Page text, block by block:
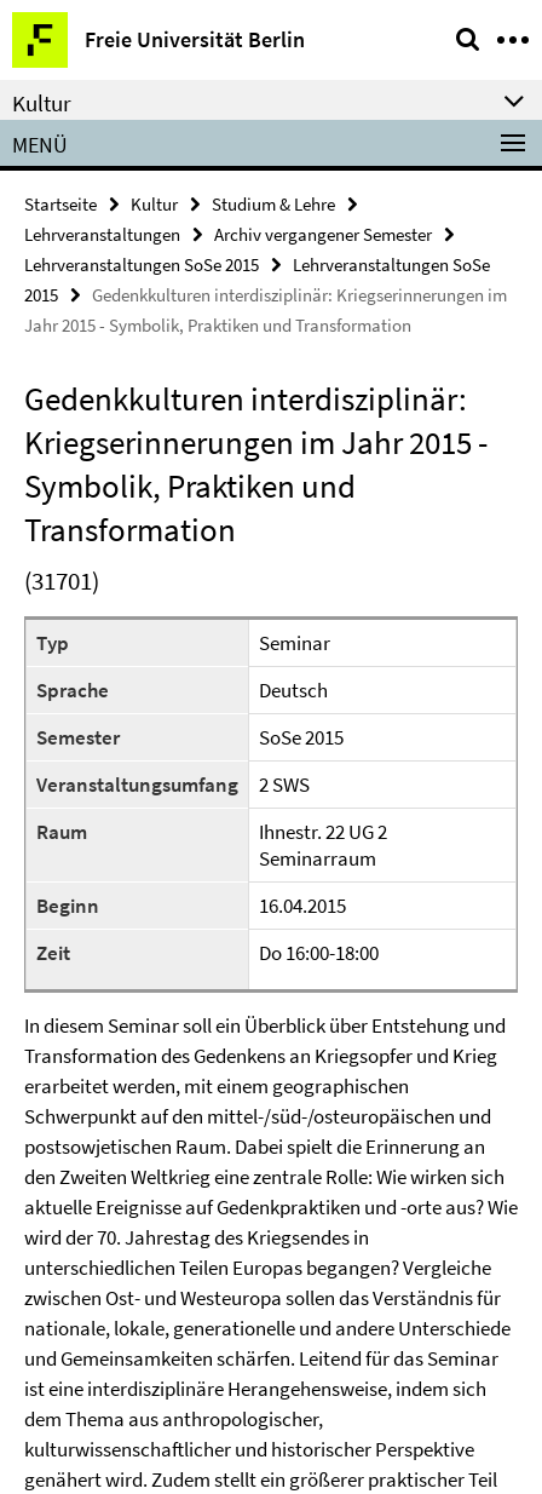
Springe
direkt
zu
Inhalt
Freie Universität Berlin
Service-
Navigation
Kultur
MENÜ
Startseite Kultur
Studium & Lehre
Lehrveranstaltungen
Archiv vergangener Semester
Lehrveranstaltungen SoSe 2015
Lehrveranstaltungen SoSe
2015
Gedenkkulturen interdisziplinär: Kriegserinnerungen im
Jahr 2015 - Symbolik, Praktiken und Transformation
Gedenkkulturen interdisziplinär:
Kriegserinnerungen im Jahr 2015 -
Symbolik, Praktiken und
Transformation
(31701)
Typ
Seminar
Sprache
Deutsch
Semester
SoSe 2015
Veranstaltungsumfang
2 SWS
Raum
Ihnestr. 22 UG 2
Seminarraum
Beginn
16.04.2015
Zeit
Do 16:00-18:00
In diesem Seminar soll ein Überblick über Entstehung und
Transformation des Gedenkens an Kriegsopfer und Krieg
erarbeitet werden, mit einem geographischen
Schwerpunkt auf den mittel-/süd-/osteuropäischen und
postsowjetischen Raum. Dabei spielt die Erinnerung an
den Zweiten Weltkrieg eine zentrale Rolle: Wie wirken sich
aktuelle Ereignisse auf Gedenkpraktiken und -orte aus? Wie
wird der 70. Jahrestag des Kriegsendes in
unterschiedlichen Teilen Europas begangen? Vergleiche
zwischen Ost- und Westeuropa sollen das Verständnis für
nationale, lokale, generationelle und andere Unterschiede
und Gemeinsamkeiten schärfen. Leitend für das Seminar
ist eine interdisziplinäre Herangehensweise, indem sich
dem Thema aus anthropologischer,
kulturwissenschaftlicher und historischer Perspektive
genähert wird. Zudem stellt ein größerer praktischer Teil